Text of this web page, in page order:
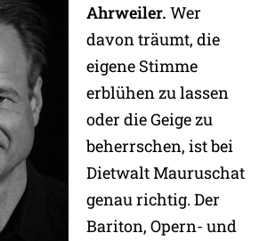
Ahrweiler. Wer
davon träumt, die
eigene Stimme
erblühen zu lassen
oder die Geige zu
beherrschen, ist bei
Dietwalt Mauruschat
genau richtig. Der
Bariton, Opern- und